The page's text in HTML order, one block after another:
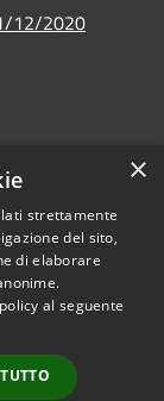
12/2020
• Comune di
• Powered by
• Accesso
×
strettamente
del sito,
di elaborare
al seguente